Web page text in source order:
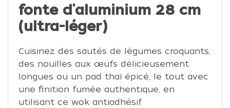
fonte d'aluminium 28 cm
(ultra-léger)
Cuisinez des sautés de légumes croquants,
des nouilles aux œufs délicieusement
longues ou un pad thaï épicé, le tout avec
une finition fumée authentique, en
utilisant ce wok antiadhésif